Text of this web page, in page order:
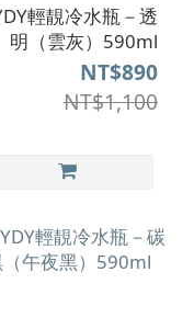
輕靚冷水瓶－透
明（雲灰）590ml
NT$890
NT$1,100